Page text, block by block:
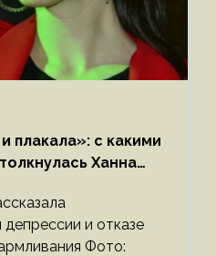
плакала»: с какими
Ханна
и отказе
Фото: